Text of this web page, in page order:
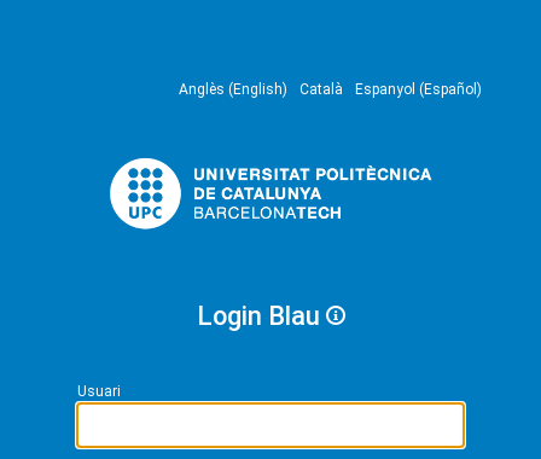
Anglès (English) Català Espanyol (Español)
Login Blau
Usuari